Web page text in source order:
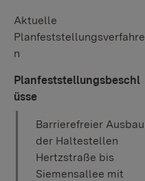
Aktuelle
Planfeststellungsverfahre
n
Planfeststellungsbeschl
üsse
Barrierefreier Ausbau
der Haltestellen
Hertzstraße bis
Siemensallee mit